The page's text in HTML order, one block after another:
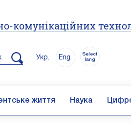
комунікаційних
Укр. Eng.
Select
lang
життя Наука